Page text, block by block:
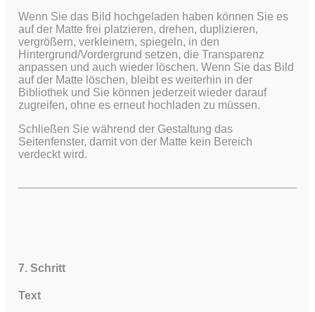
Wenn Sie das Bild hochgeladen haben können Sie es
auf der Matte frei platzieren, drehen, duplizieren,
vergrößern, verkleinern, spiegeln, in den
Hintergrund/Vordergrund setzen, die Transparenz
anpassen und auch wieder löschen. Wenn Sie das Bild
auf der Matte löschen, bleibt es weiterhin in der
Bibliothek und Sie können jederzeit wieder darauf
zugreifen, ohne es erneut hochladen zu müssen.
Schließen Sie während der Gestaltung das
Seitenfenster, damit von der Matte kein Bereich
verdeckt wird.
7. Schritt
Text